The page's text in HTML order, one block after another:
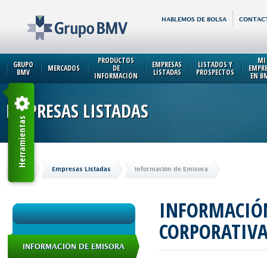
HABLEMOS DE BOLSA
GRUPO
BMV MERCADOS
PRODUCTOS
DE
INFORMACIÓN
EMPRESAS
LISTADAS
LISTADOS Y
PROSPECTOS
MI
EN
EMPRESAS LISTADAS
Inicio Empresas Listadas Información de Emisora
INFORMACIÓN DE EMISORA
Herramientas